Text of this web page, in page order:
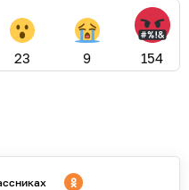
23 9 154